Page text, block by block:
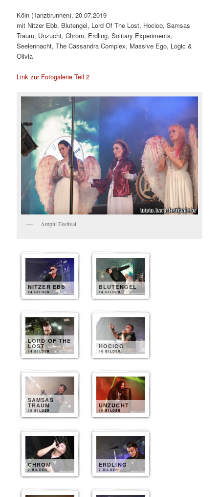
Köln (Tanzbrunnen), 20.07.2019
mit Nitzer Ebb, Blutengel, Lord Of The Lost, Hocico, Samsas
Traum, Unzucht, Chrom, Erdling, Solitary Experiments,
Seelennacht, The Cassandra Complex, Massive Ego, Logic &
Olivia
Link zur Fotogalerie Teil 2
Amphi Festival
NITZER EBB
14 BILDER
BLUTENGEL
14 BILDER
LORD OF THE
LOST
14 BILDER
HOCICO
10 BILDER
SAMSAS
TRAUM
10 BILDER
UNZUCHT
10 BILDER
CHROM
7 BILDER
ERDLING
7 BILDER